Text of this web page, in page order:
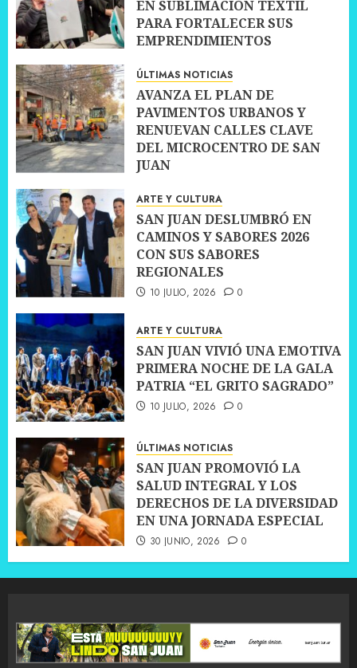
EN SUBLIMACIÓN TEXTIL
PARA FORTALECER SUS
EMPRENDIMIENTOS
ÚLTIMAS NOTICIAS
AVANZA EL PLAN DE
PAVIMENTOS URBANOS Y
RENUEVAN CALLES CLAVE
DEL MICROCENTRO DE SAN
JUAN
ARTE Y CULTURA
SAN JUAN DESLUMBRÓ EN
CAMINOS Y SABORES 2026
CON SUS SABORES
REGIONALES
10 JULIO, 2026 0
ARTE Y CULTURA
SAN JUAN VIVIÓ UNA EMOTIVA
PRIMERA NOCHE DE LA GALA
PATRIA “EL GRITO SAGRADO”
10 JULIO, 2026 0
ÚLTIMAS NOTICIAS
SAN JUAN PROMOVIÓ LA
SALUD INTEGRAL Y LOS
DERECHOS DE LA DIVERSIDAD
EN UNA JORNADA ESPECIAL
30 JUNIO, 2026 0